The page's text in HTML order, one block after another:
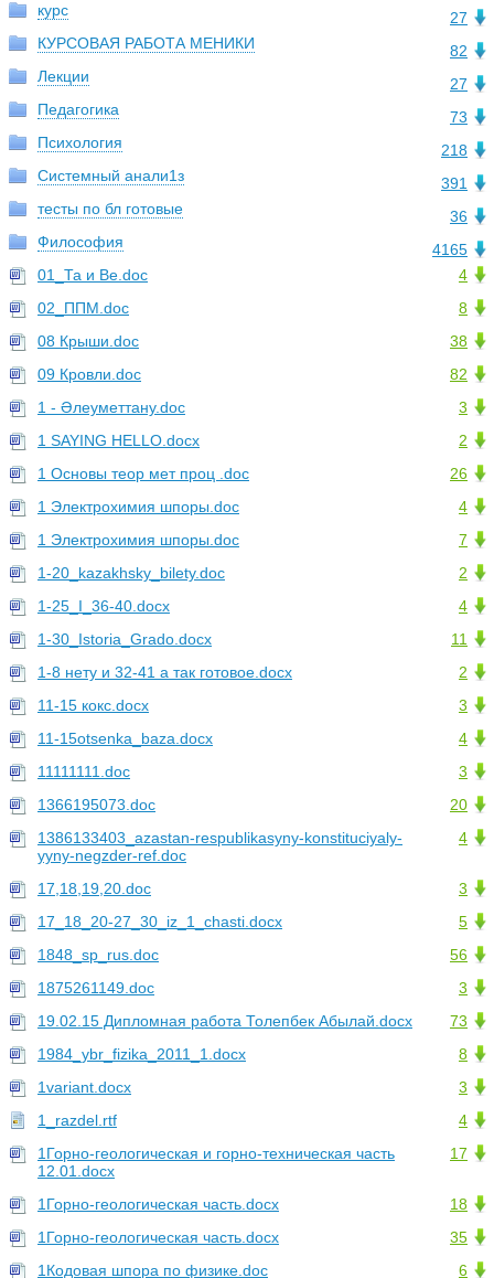
27
курс
82
КУРСОВАЯ РАБОТА МЕНИКИ
27
Лекции
73
Педагогика
218
Психология
391
Системный анали1з
36
тесты по бл готовые
4165
Философия
4
01_Та и Ве.doc
8
02_ППМ.doc
38
08 Крыши.doc
82
09 Кровли.doc
3
1 - Әлеуметтану.doc
2
1 SAYING HELLO.docx
26
1 Основы теор мет проц .doc
4
1 Электрохимия шпоры.doc
7
1 Электрохимия шпоры.doc
2
1-20_kazakhsky_bilety.doc
4
1-25_I_36-40.docx
11
1-30_Istoria_Grado.docx
2
1-8 нету и 32-41 а так готовое.docx
3
11-15 кокс.docx
4
11-15otsenka_baza.docx
3
11111111.doc
20
1366195073.doc
4
1386133403_azastan-respublikasyny-konstituciyaly-
yyny-negzder-ref.doc
3
17,18,19,20.doc
5
17_18_20-27_30_iz_1_chasti.docx
56
1848_sp_rus.doc
3
1875261149.doc
73
19.02.15 Дипломная работа Толепбек Абылай.docx
8
1984_ybr_fizika_2011_1.docx
3
1variant.docx
4
1_razdel.rtf
17
1Горно-геологическая и горно-техническая часть
12.01.docx
18
1Горно-геологическая часть.docx
35
1Горно-геологическая часть.docx
6
1Кодовая шпора по физике.doc